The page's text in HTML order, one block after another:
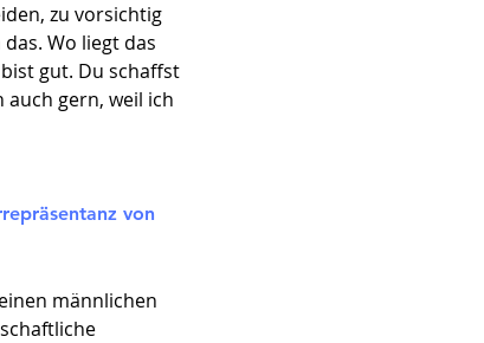
zu vorsichtig
Wo liegt das
gut. Du schaffst
gern, weil ich
von
männlichen